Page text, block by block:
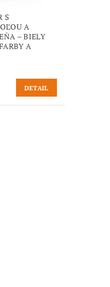
S
A
– BIELY
A
DETAIL